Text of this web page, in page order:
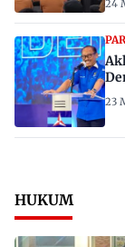
24
23
HUKUM